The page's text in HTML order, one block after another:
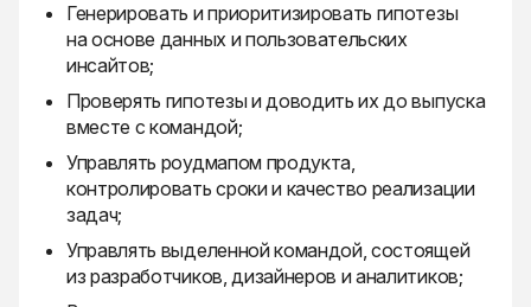
Генерировать и приоритизировать гипотезы
на основе данных и пользовательских
инсайтов;
Проверять гипотезы и доводить их до выпуска
вместе с командой;
Управлять роудмапом продукта,
контролировать сроки и качество реализации
задач;
Управлять выделенной командой, состоящей
из разработчиков, дизайнеров и аналитиков;